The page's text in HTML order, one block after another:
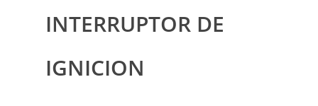
INTERRUPTOR DE
IGNICION